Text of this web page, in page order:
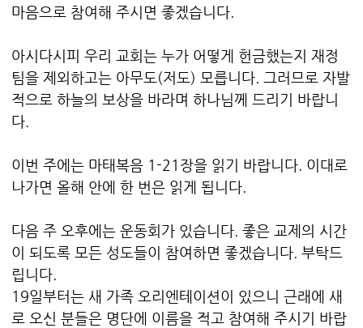
마음으로 참여해 주시면 좋겠습니다.
아시다시피 우리 교회는 누가 어떻게 헌금했는지 재정
팀을 제외하고는 아무도(저도) 모릅니다. 그러므로 자발
적으로 하늘의 보상을 바라며 하나님께 드리기 바랍니
다.
이번 주에는 마태복음 1-21장을 읽기 바랍니다. 이대로
나가면 올해 안에 한 번은 읽게 됩니다.
다음 주 오후에는 운동회가 있습니다. 좋은 교제의 시간
이 되도록 모든 성도들이 참여하면 좋겠습니다. 부탁드
립니다.
19일부터는 새 가족 오리엔테이션이 있으니 근래에 새
로 오신 분들은 명단에 이름을 적고 참여해 주시기 바랍